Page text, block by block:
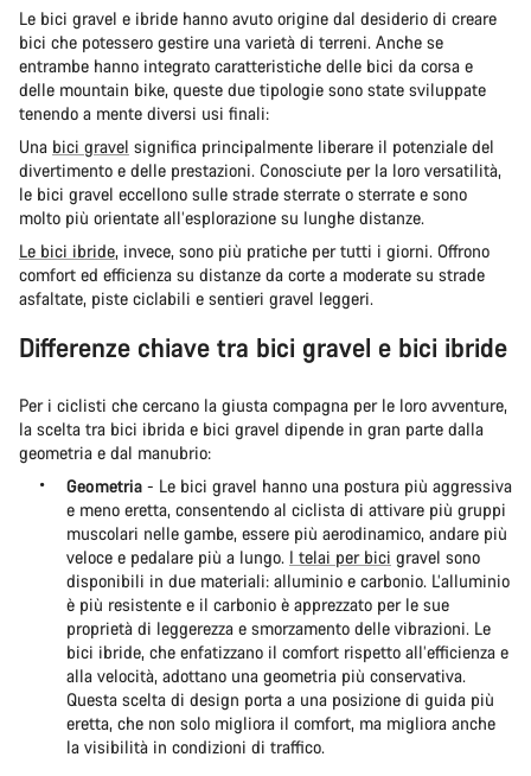
Le bici gravel e ibride hanno avuto origine dal desiderio di creare
bici che potessero gestire una varietà di terreni. Anche se
entrambe hanno integrato caratteristiche delle bici da corsa e
delle mountain bike, queste due tipologie sono state sviluppate
tenendo a mente diversi usi finali:
Una bici gravel significa principalmente liberare il potenziale del
divertimento e delle prestazioni. Conosciute per la loro versatilità,
le bici gravel eccellono sulle strade sterrate o sterrate e sono
molto più orientate all’esplorazione su lunghe distanze.
Le bici ibride, invece, sono più pratiche per tutti i giorni. Offrono
comfort ed efficienza su distanze da corte a moderate su strade
asfaltate, piste ciclabili e sentieri gravel leggeri.
Differenze chiave tra bici gravel e bici ibride
Per i ciclisti che cercano la giusta compagna per le loro avventure,
la scelta tra bici ibrida e bici gravel dipende in gran parte dalla
geometria e dal manubrio:
Geometria - Le bici gravel hanno una postura più aggressiva
e meno eretta, consentendo al ciclista di attivare più gruppi
muscolari nelle gambe, essere più aerodinamico, andare più
veloce e pedalare più a lungo. I telai per bici gravel sono
disponibili in due materiali: alluminio e carbonio. L’alluminio
è più resistente e il carbonio è apprezzato per le sue
proprietà di leggerezza e smorzamento delle vibrazioni. Le
bici ibride, che enfatizzano il comfort rispetto all’efficienza e
alla velocità, adottano una geometria più conservativa.
Questa scelta di design porta a una posizione di guida più
eretta, che non solo migliora il comfort, ma migliora anche
la visibilità in condizioni di traffico.